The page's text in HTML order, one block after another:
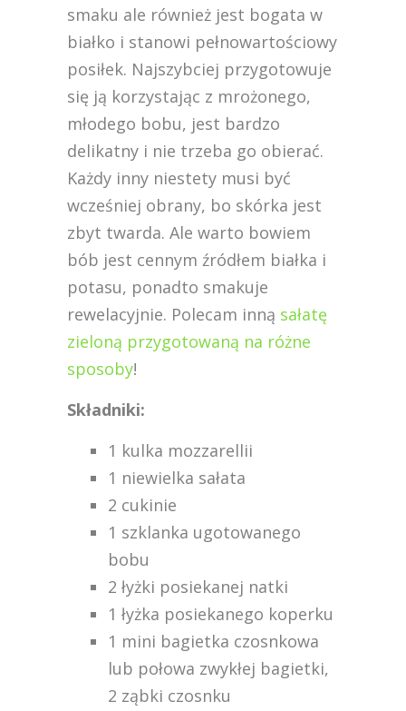
smaku ale również jest bogata w
białko i stanowi pełnowartościowy
posiłek. Najszybciej przygotowuje
się ją korzystając z mrożonego,
młodego bobu, jest bardzo
delikatny i nie trzeba go obierać.
Każdy inny niestety musi być
wcześniej obrany, bo skórka jest
zbyt twarda. Ale warto bowiem
bób jest cennym źródłem białka i
potasu, ponadto smakuje
rewelacyjnie. Polecam inną sałatę
zieloną przygotowaną na różne
sposoby!
Składniki:
1 kulka mozzarellii
1 niewielka sałata
2 cukinie
1 szklanka ugotowanego
bobu
2 łyżki posiekanej natki
1 łyżka posiekanego koperku
1 mini bagietka czosnkowa
lub połowa zwykłej bagietki,
2 ząbki czosnku